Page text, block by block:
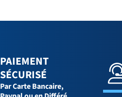
PAIEMENT
SÉCURISÉ
Par Carte Bancaire,